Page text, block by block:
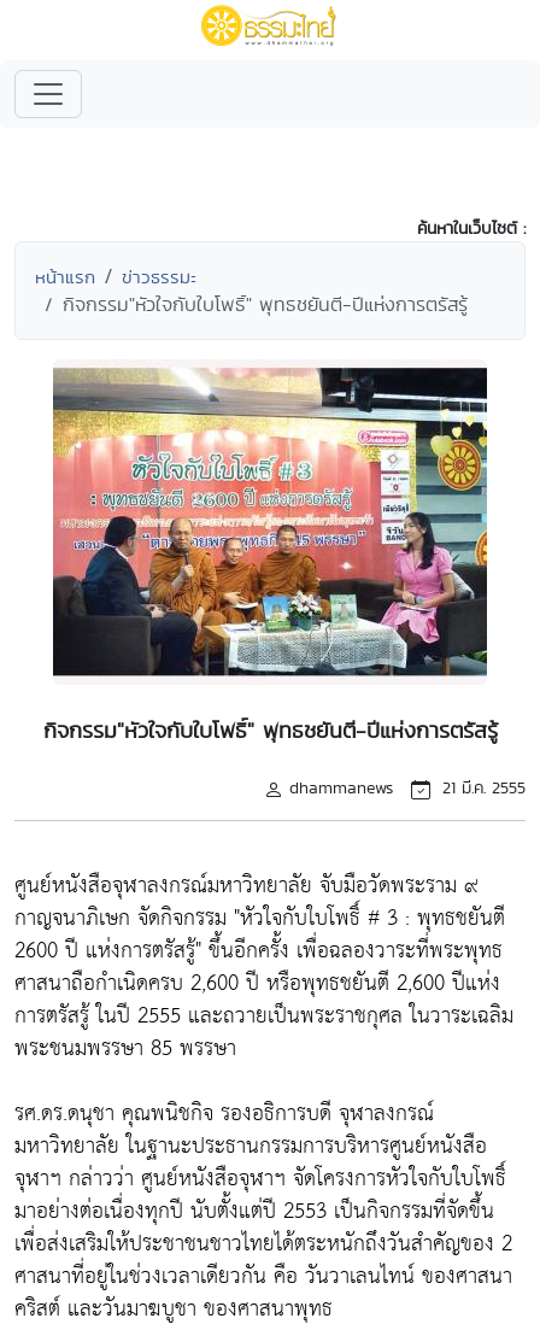
ค้นหาในเว็บไซต์ :
หน้าแรก ข่าวธรรมะ
กิจกรรม"หัวใจกับใบโพธิ์" พุทธชยันตี-ปีแห่งการตรัสรู้
กิจกรรม"หัวใจกับใบโพธิ์" พุทธชยันตี-ปีแห่งการตรัสรู้
dhammanews 21 มี.ค. 2555
ศูนย์หนังสือจุฬาลงกรณ์มหาวิทยาลัย จับมือวัดพระราม ๙
กาญจนาภิเษก จัดกิจกรรม "หัวใจกับใบโพธิ์ # 3 : พุทธชยันตี
2600 ปี แห่งการตรัสรู้" ขึ้นอีกครั้ง เพื่อฉลองวาระที่พระพุทธ
ศาสนาถือกำเนิดครบ 2,600 ปี หรือพุทธชยันตี 2,600 ปีแห่ง
การตรัสรู้ ในปี 2555 และถวายเป็นพระราชกุศล ในวาระเฉลิม
พระชนมพรรษา 85 พรรษา
รศ.ดร.ดนุชา คุณพนิชกิจ รองอธิการบดี จุฬาลงกรณ์
มหาวิทยาลัย ในฐานะประธานกรรมการบริหารศูนย์หนังสือ
จุฬาฯ กล่าวว่า ศูนย์หนังสือจุฬาฯ จัดโครงการหัวใจกับใบโพธิ์
มาอย่างต่อเนื่องทุกปี นับตั้งแต่ปี 2553 เป็นกิจกรรมที่จัดขึ้น
เพื่อส่งเสริมให้ประชาชนชาวไทยได้ตระหนักถึงวันสำคัญของ 2
ศาสนาที่อยู่ในช่วงเวลาเดียวกัน คือ วันวาเลนไทน์ ของศาสนา
คริสต์ และวันมาฆบูชา ของศาสนาพุทธ